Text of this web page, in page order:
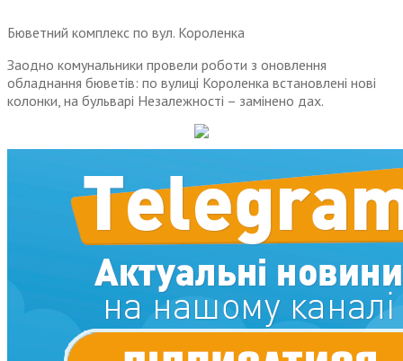
Бюветний комплекс по вул. Короленка
Заодно комунальники провели роботи з оновлення
обладнання бюветів: по вулиці Короленка встановлені нові
колонки, на бульварі Незалежності – замінено дах.